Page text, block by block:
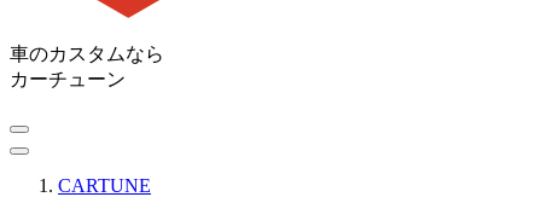
車のカスタムなら
カーチューン
CARTUNE